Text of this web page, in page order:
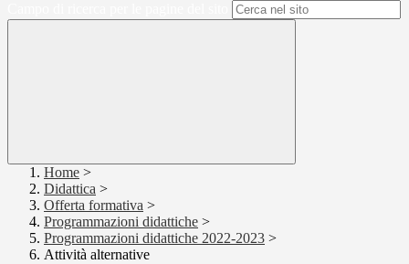
Home >
Didattica >
Offerta formativa >
Programmazioni didattiche >
Programmazioni didattiche 2022-2023 >
Attività alternative